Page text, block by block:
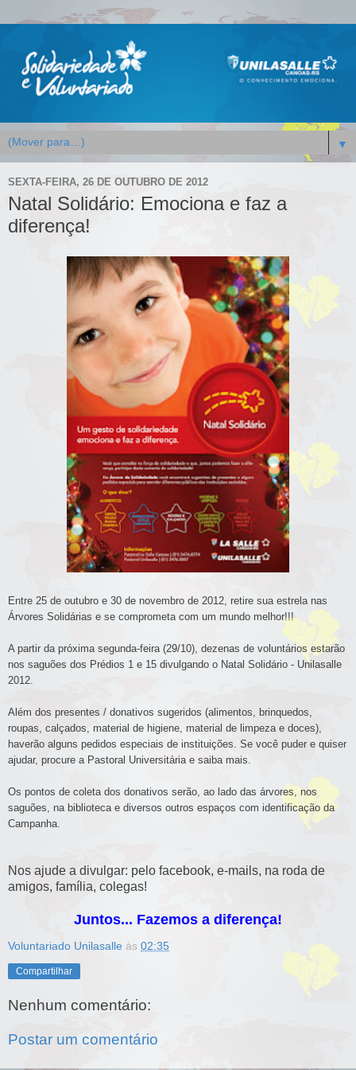
▼
SEXTA-FEIRA, 26 DE OUTUBRO DE 2012
Natal Solidário: Emociona e faz a
diferença!
Entre 25 de outubro e 30 de novembro de 2012, retire sua estrela nas
Árvores Solidárias e se comprometa com um mundo melhor!!!
A partir da próxima segunda-feira (29/10), dezenas de voluntários estarão
nos saguões dos Prédios 1 e 15 divulgando o Natal Solidário - Unilasalle
2012.
Além dos presentes / donativos sugeridos (alimentos, brinquedos,
roupas, calçados, material de higiene, material de limpeza e doces),
haverão alguns pedidos especiais de instituições. Se você puder e quiser
ajudar, procure a Pastoral Universitária e saiba mais.
Os pontos de coleta dos donativos serão, ao lado das árvores, nos
saguões, na biblioteca e diversos outros espaços com identificação da
Campanha.
Nos ajude a divulgar: pelo facebook, e-mails, na roda de
amigos, família, colegas!
Juntos... Fazemos a diferença!
Voluntariado Unilasalle às 02:35
Compartilhar
Nenhum comentário:
Postar um comentário